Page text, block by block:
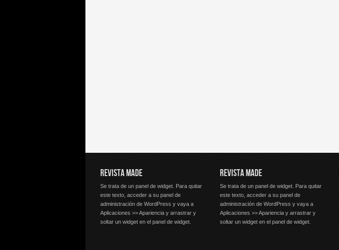
REVISTA MADE
Se trata de un panel de widget. Para quitar
este texto, acceder a su panel de
administración de WordPress y vaya a
Aplicaciones >> Apariencia y arrastrar y
soltar un widget en el panel de widget.
REVISTA MADE
Se trata de un panel de widget. Para quitar
este texto, acceder a su panel de
administración de WordPress y vaya a
Aplicaciones >> Apariencia y arrastrar y
soltar un widget en el panel de widget.